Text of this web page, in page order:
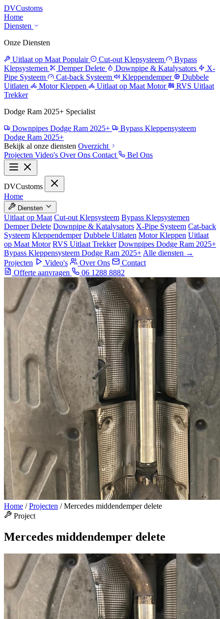
DVCustoms
Home
Diensten
Onze Diensten
Uitlaat op Maat Populair Cut-out Klepsysteem
Bypass
Klepsystemen
Demper Delete Downpipe & Katalysators
X-
Pipe Systeem
Cat-back Systeem Kleppendemper
Dubbele
Uitlaten
Motor Kleppen Uitlaat op Maat Motor
RVS Uitlaat
Trekker
Dodge Ram 2025+ Specialist
Downpipes Dodge Ram 2025+
Bypass Kleppensysteem
Dodge Ram 2025+
Bekijk al onze diensten Overzicht
Projecten Video's Over Ons Contact Bel Ons
DVCustoms
Home
Diensten
Uitlaat op Maat Cut-out Klepsysteem Bypass Klepsystemen
Demper Delete Downpipe & Katalysators X-Pipe Systeem Cat-back
Systeem Kleppendemper Dubbele Uitlaten Motor Kleppen Uitlaat
op Maat Motor RVS Uitlaat Trekker Downpipes Dodge Ram 2025+
Bypass Kleppensysteem Dodge Ram 2025+ Alle diensten →
Projecten
Video's Over Ons
Contact
Offerte aanvragen
06 1288 8882
Home / Projecten / Mercedes middendemper delete
Project
Mercedes middendemper delete